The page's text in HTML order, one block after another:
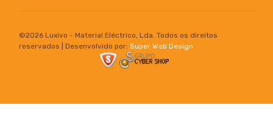
©2026 Luxivo - Material Eléctrico, Lda. Todos os direitos
reservados | Desenvolvido por: Super Web Design